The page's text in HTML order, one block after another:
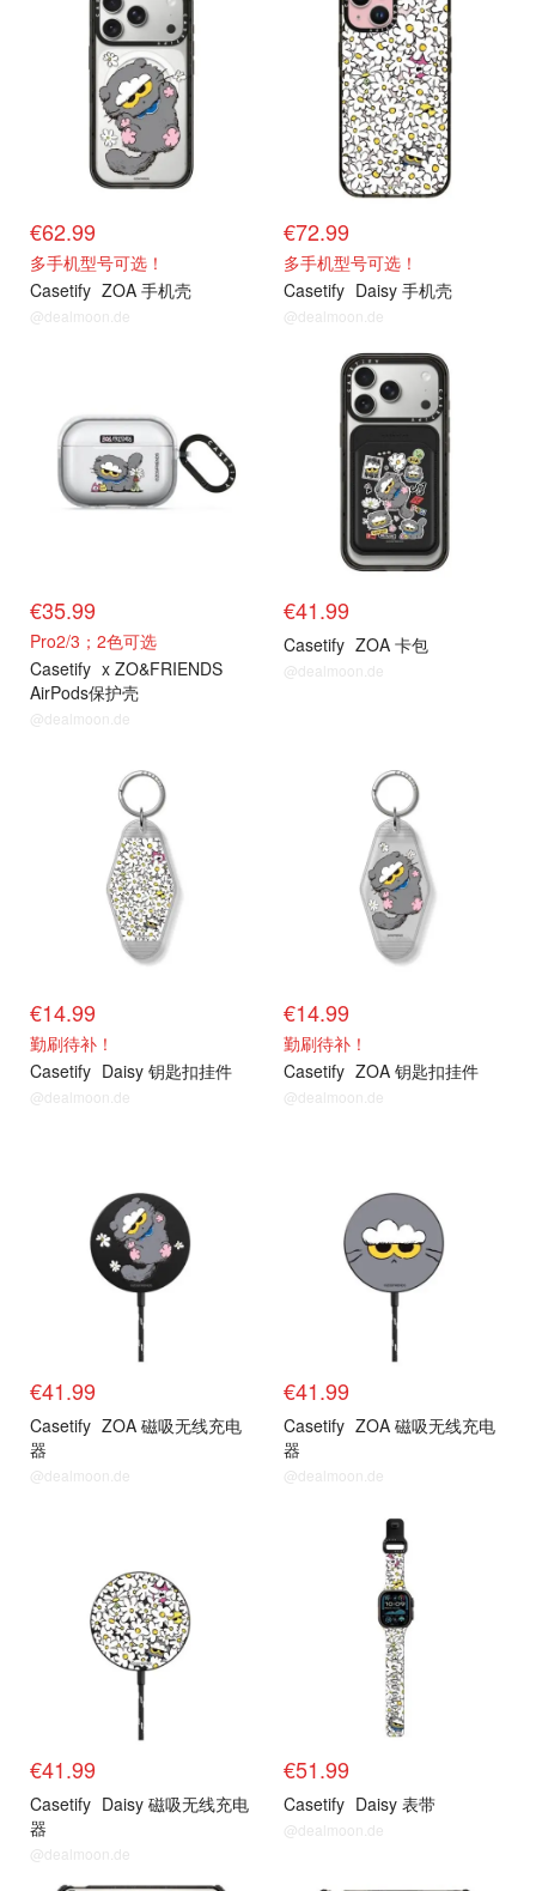
€62.99
多手机型号可选！
Casetify ZOA 手机壳
@dealmoon.de
€72.99
多手机型号可选！
Casetify Daisy 手机壳
@dealmoon.de
€35.99
Pro2/3；2色可选
Casetify x ZO&FRIENDS
AirPods保护壳
@dealmoon.de
€41.99
Casetify ZOA 卡包
@dealmoon.de
€14.99
勤刷待补！
Casetify Daisy 钥匙扣挂件
@dealmoon.de
€14.99
勤刷待补！
Casetify ZOA 钥匙扣挂件
@dealmoon.de
€41.99
Casetify ZOA 磁吸无线充电
器
@dealmoon.de
€41.99
Casetify ZOA 磁吸无线充电
器
@dealmoon.de
€41.99
Casetify Daisy 磁吸无线充电
器
@dealmoon.de
€51.99
Casetify Daisy 表带
@dealmoon.de